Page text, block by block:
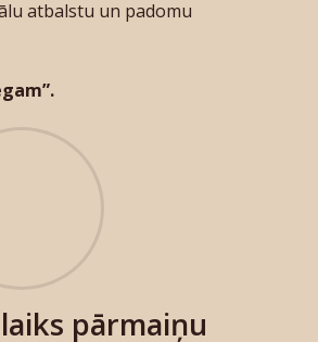
atbalstu un padomu
pārmaiņu